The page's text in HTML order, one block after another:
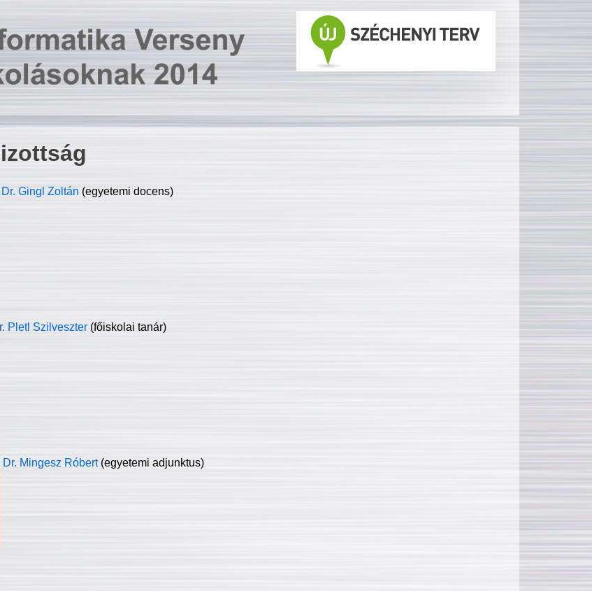
Dr. Gingl Zoltán (egyetemi docens)
Pletl Szilveszter (főiskolai tanár)
Dr. Mingesz Róbert (egyetemi adjunktus)